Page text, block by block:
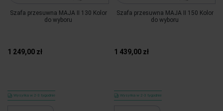
Szafa przesuwna MAJA II 130 Kolor
do wyboru
1 249,00 zł
Wysyłka w 2-3 tygodnie
Szafa przesuwna MAJA II 150 Kolor
do wyboru
1 439,00 zł
Wysyłka w 2-3 tygodnie